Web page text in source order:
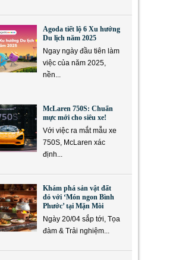
Agoda tiết lộ 6 Xu hướng
Du lịch năm 2025
Ngay ngày đầu tiên làm
việc của năm 2025,
nền...
McLaren 750S: Chuẩn
mực mới cho siêu xe!
Với việc ra mắt mẫu xe
750S, McLaren xác
định...
Khám phá sản vật đất
đỏ với ‘Món ngon Bình
Phước’ tại Mặn Mòi
Ngày 20/04 sắp tới, Tọa
đàm & Trải nghiệm...